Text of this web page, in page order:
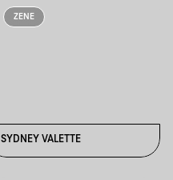
ZENE
SYDNEY VALETTE